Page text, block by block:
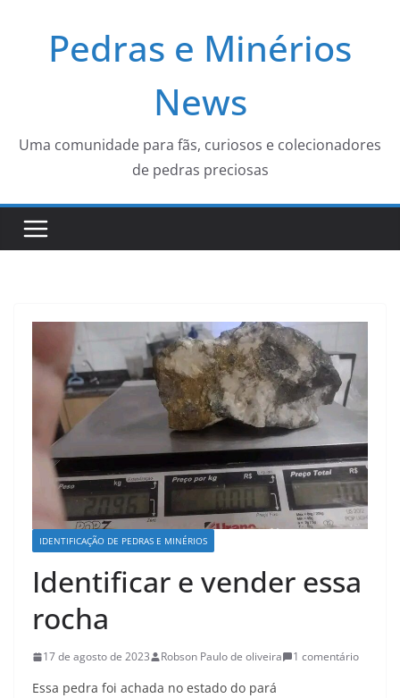
Pedras e Minérios
News
Uma comunidade para fãs, curiosos e colecionadores
de pedras preciosas
IDENTIFICAÇÃO DE PEDRAS E MINÉRIOS
Identificar e vender essa
rocha
17 de agosto de 2023 Robson Paulo de oliveira 1 comentário
Essa pedra foi achada no estado do pará